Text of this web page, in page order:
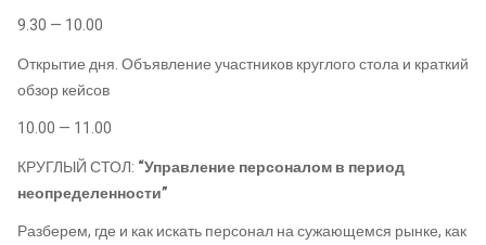
9.30 — 10.00
Открытие дня. Объявление участников круглого стола и краткий
обзор кейсов
10.00 — 11.00
КРУГЛЫЙ СТОЛ: “Управление персоналом в период
неопределенности”
Разберем, где и как искать персонал на сужающемся рынке, как